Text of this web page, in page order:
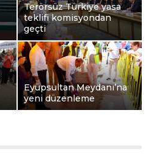
Terörsüz Türkiye yasa
teklifi komisyondan
geçti
Eyüpsultan Meydanı’na
yeni düzenleme